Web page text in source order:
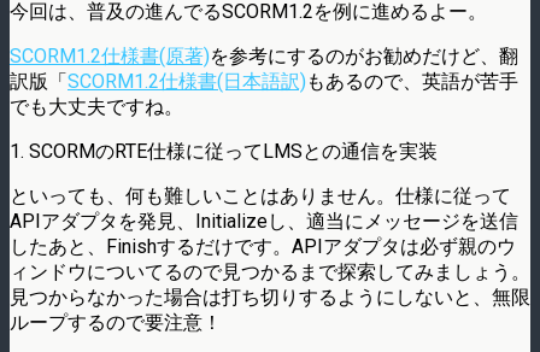
今回は、普及の進んでるSCORM1.2を例に進めるよー。
SCORM1.2仕様書(原著)を参考にするのがお勧めだけど、翻
訳版「SCORM1.2仕様書(日本語訳)もあるので、英語が苦手
でも大丈夫ですね。
1. SCORMのRTE仕様に従ってLMSとの通信を実装
といっても、何も難しいことはありません。仕様に従って
APIアダプタを発見、Initializeし、適当にメッセージを送信
したあと、Finishするだけです。APIアダプタは必ず親のウ
ィンドウについてるので見つかるまで探索してみましょう。
見つからなかった場合は打ち切りするようにしないと、無限
ループするので要注意！